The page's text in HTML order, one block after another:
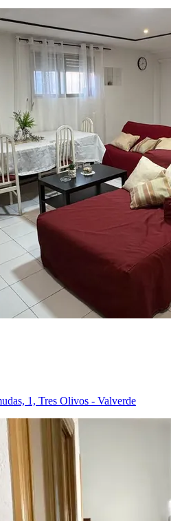
1, Tres Olivos - Valverde